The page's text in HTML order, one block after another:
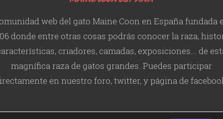
web del gato Maine Coon en España fundada
donde entre otras cosas podrás conocer la raza,
, criadores, camadas, exposiciones... de
magnífica raza de gatos grandes. Puedes participar
en nuestro foro, twitter, y página de